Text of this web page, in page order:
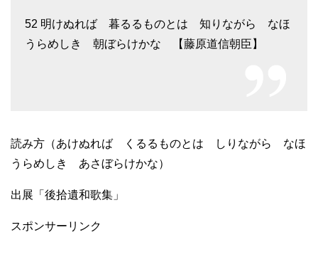
52 明けぬれば 暮るるものとは 知りながら なほ
うらめしき 朝ぼらけかな 【藤原道信朝臣】
読み方（あけぬれば くるるものとは しりながら なほ
うらめしき あさぼらけかな）
出展「後拾遺和歌集」
スポンサーリンク